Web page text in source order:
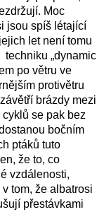
Moc
jsou spíš létající
let není tomu
„dynamic
po větru ve
protivětru
brázdy mezi
se pak bez
bočním
ptáků tuto
že to, co
vzdálenosti,
tom, že albatrosi
přestávkami